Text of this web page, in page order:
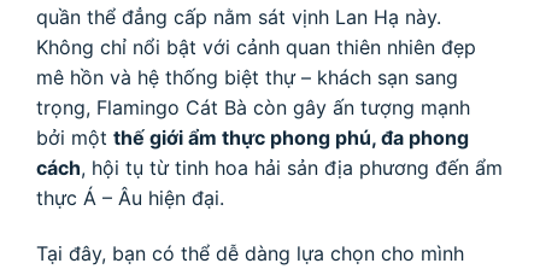
quần thể đẳng cấp nằm sát vịnh Lan Hạ này.
Không chỉ nổi bật với cảnh quan thiên nhiên đẹp
mê hồn và hệ thống biệt thự – khách sạn sang
trọng, Flamingo Cát Bà còn gây ấn tượng mạnh
bởi một thế giới ẩm thực phong phú, đa phong
cách, hội tụ từ tinh hoa hải sản địa phương đến ẩm
thực Á – Âu hiện đại.
Tại đây, bạn có thể dễ dàng lựa chọn cho mình